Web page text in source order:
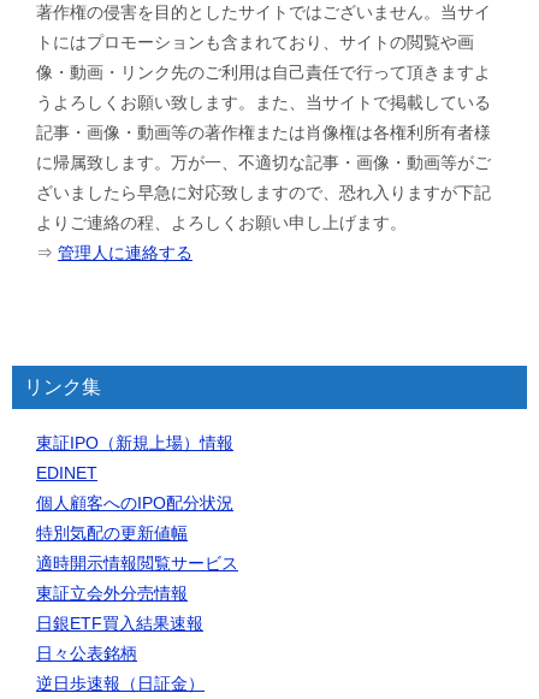
著作権の侵害を目的としたサイトではございません。当サイ
トにはプロモーションも含まれており、サイトの閲覧や画
像・動画・リンク先のご利用は自己責任で行って頂きますよ
うよろしくお願い致します。また、当サイトで掲載している
記事・画像・動画等の著作権または肖像権は各権利所有者様
に帰属致します。万が一、不適切な記事・画像・動画等がご
ざいましたら早急に対応致しますので、恐れ入りますが下記
よりご連絡の程、よろしくお願い申し上げます。
⇒ 管理人に連絡する
リンク集
東証IPO（新規上場）情報
EDINET
個人顧客へのIPO配分状況
特別気配の更新値幅
適時開示情報閲覧サービス
東証立会外分売情報
日銀ETF買入結果速報
日々公表銘柄
逆日歩速報（日証金）